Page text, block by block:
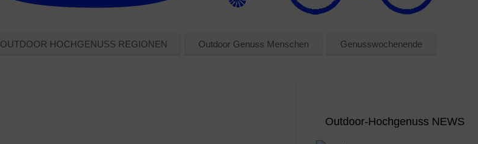
OUTDOOR HOCHGENUSS REGIONEN Outdoor Genuss Menschen Genusswochenende
Outdoor-Hochgenuss NEWS